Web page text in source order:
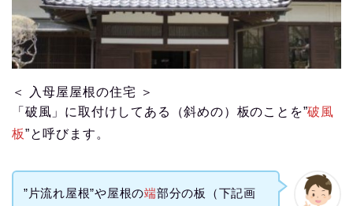
＜ 入母屋屋根の住宅 ＞
「破風」に取付けしてある（斜めの）板のことを”破風
板”と呼びます。
”片流れ屋根”や屋根の端部分の板（下記画